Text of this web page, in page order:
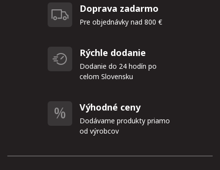
Doprava zadarmo
Pre objednávky nad 800 €
Rýchle dodanie
Dodanie do 24 hodín po
celom Slovensku
Výhodné ceny
Dodávame produkty priamo
od výrobcov